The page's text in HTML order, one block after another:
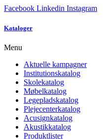
Facebook Linkedin Instagram
Kataloger
Menu
Aktuelle kampagner
Institutionskatalog
Skolekatalog
Møbelkatalog
Legepladskatalog
Plejecenterkatalog
Acusignkatalog
Akustikkatalog
Produktlister